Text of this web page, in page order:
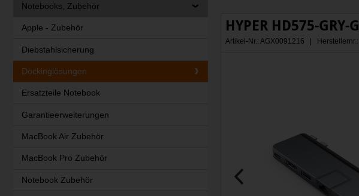
HYPER HD575-
Artikel-Nr.: AGX0091216 | Herstellernr.:
Notebooks, Zubehör
Apple - Zubehör
Diebstahlsicherung
Dockinglösungen
Ersatzteile Notebook
Garantieerweiterungen
MacBook Air Zubehör
MacBook Pro Zubehör
Notebook Zubehör